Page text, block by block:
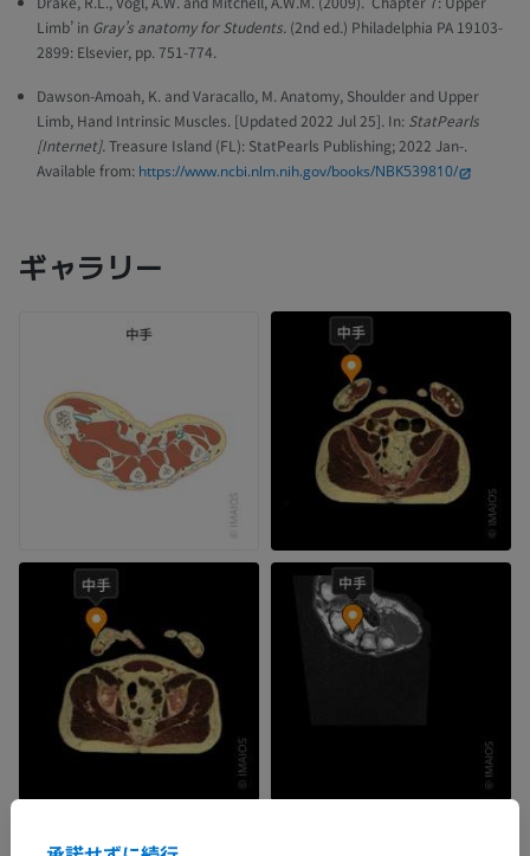
Limb’ in Gray’s anatomy for Students. (2nd ed.) Philadelphia PA 19103-
2899: Elsevier, pp. 751-774.
Dawson-Amoah, K. and Varacallo, M. Anatomy, Shoulder and Upper
Limb, Hand Intrinsic Muscles. [Updated 2022 Jul 25]. In: StatPearls
[Internet]. Treasure Island (FL): StatPearls Publishing; 2022 Jan-.
Available from: https://www.ncbi.nlm.nih.gov/books/NBK539810/
ギャラリー